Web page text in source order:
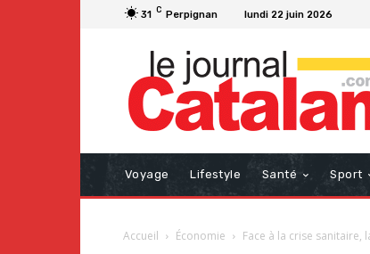
31 C Perpignan lundi 22 juin 2026
Voyage Lifestyle Santé Sport
Accueil Économie Face à la crise sanitaire,